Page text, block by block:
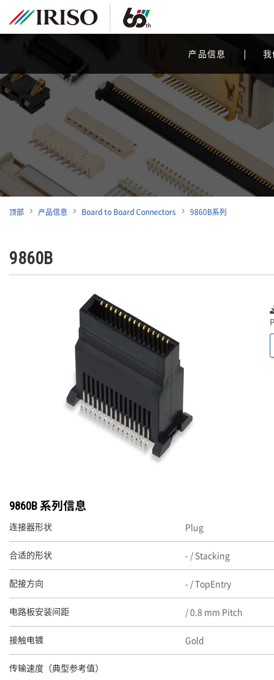
产品信息
顶部 产品信息 Board to Board Connectors 9860B系列
9860B
9860B 系列信息
连接器形状 Plug
合适的形状 - / Stacking
配接方向 - / TopEntry
电路板安装间距 / 0.8 mm Pitch
接触电镀 Gold
传输速度（典型参考值）